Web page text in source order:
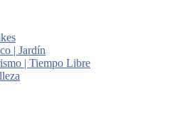
| Jardín
| Tiempo Libre